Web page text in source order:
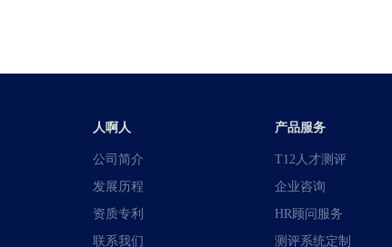
人啊人
公司简介
发展历程
资质专利
联系我们
产品服务
T12人才测评
企业咨询
HR顾问服务
测评系统定制